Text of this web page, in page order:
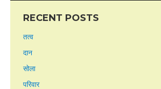
RECENT POSTS
तत्व
दान
सोला
परिवार